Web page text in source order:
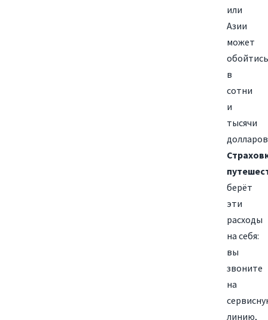
или
Азии
может
обойтись
в
сотни
и
тысячи
берёт
эти
расходы
на себя:
вы
звоните
на
линию,